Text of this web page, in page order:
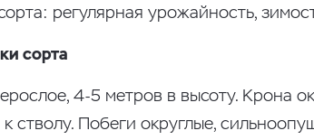
регулярная урожайность,
сорта
4-5 метров в высоту. Крона
стволу. Побеги округлые,